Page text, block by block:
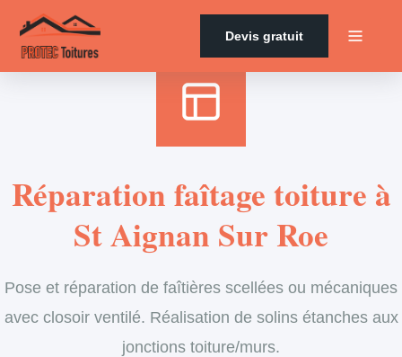
Devis gratuit
Réparation faîtage toiture à
St Aignan Sur Roe
Pose et réparation de faîtières scellées ou mécaniques
avec closoir ventilé. Réalisation de solins étanches aux
jonctions toiture/murs.